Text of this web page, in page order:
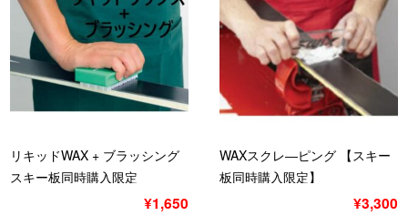
リキッドWAX + ブラッシング
スキー板同時購入限定
¥1,650
WAXスクレ―ピング 【スキー
板同時購入限定】
¥3,300